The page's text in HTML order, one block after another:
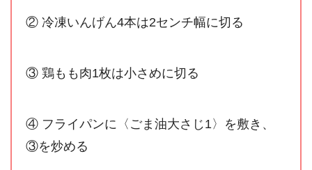
② 冷凍いんげん4本は2センチ幅に切る
③ 鶏もも肉1枚は小さめに切る
④ フライパンに〈ごま油大さじ1〉を敷き、
③を炒める